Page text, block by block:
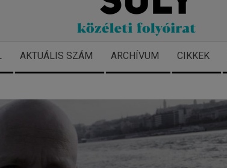
AKTUÁLIS SZÁM ARCHÍVUM CIKKEK